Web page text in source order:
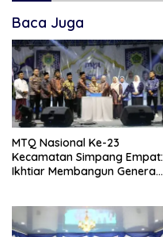
Baca Juga
MTQ Nasional Ke-23
Kecamatan Simpang Empat:
Ikhtiar Membangun Generasi